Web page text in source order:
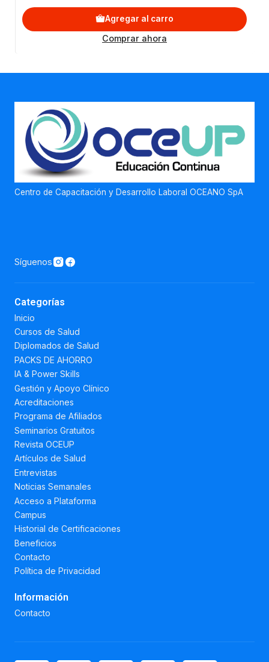
Agregar al carro
Comprar ahora
Centro de Capacitación y Desarrollo Laboral OCEANO SpA
Síguenos
Categorías
Inicio
Cursos de Salud
Diplomados de Salud
PACKS DE AHORRO
IA & Power Skills
Gestión y Apoyo Clínico
Acreditaciones
Programa de Afiliados
Seminarios Gratuitos
Revista OCEUP
Artículos de Salud
Entrevistas
Noticias Semanales
Acceso a Plataforma
Campus
Historial de Certificaciones
Beneficios
Contacto
Política de Privacidad
Información
Contacto